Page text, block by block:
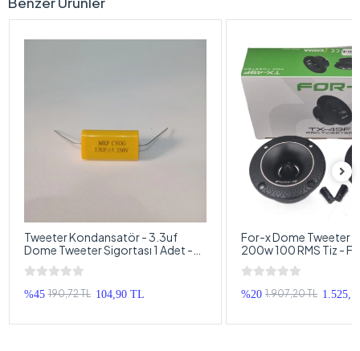
Tweeter Kondansatör - 3.3uf
Dome Tweeter Sigortası 1 Adet -
Bütün Markalarla Uyumlu
%45 190,72 TL 104,90 TL
For-x Dome Tweeter
200w 100 RMS Tiz -
10cm Dome Tweeter
%20 1.907,20 TL